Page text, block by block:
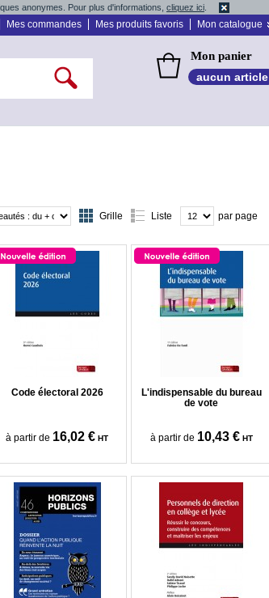
anonymes. Pour plus d'informations, cliquez ici
Mes commandes Mes produits favoris Mon catalogue
Mon panier
aucun article
par page
Grille Liste
Code électoral 2026
à partir de 16,02 € HT
L'indispensable du bureau
de vote
à partir de 10,43 € HT